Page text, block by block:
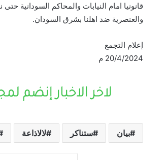
قانونيا امام النيابات والمحاكم
والعنصرية ضد اهلنا بشرق السودان.
إعلام التجمع
20/4/2024 م
بيان ستناكر لالاذاعة